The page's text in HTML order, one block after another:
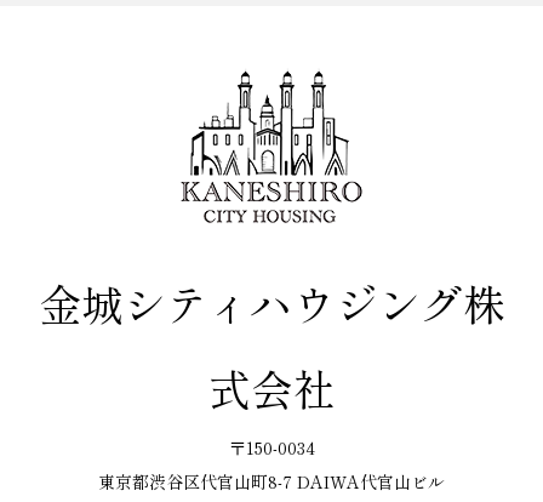
金城シティハウジング株
式会社
〒150-0034
東京都渋谷区代官山町8-7 DAIWA代官山ビル